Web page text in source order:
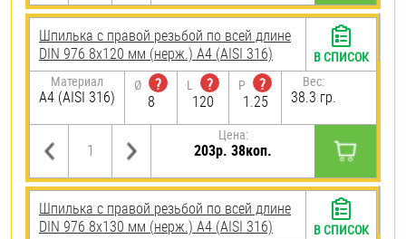
Шпилька с правой резьбой по всей длине
DIN 976 8х120 мм (нерж.) A4 (AISI 316)
Материал
A4 (AISI 316)
Ø
?
8
L
?
120
P
?
1.25
Вес:
38.3 гр.
Цена:
203р. 38коп.
В СПИСОК
Шпилька с правой резьбой по всей длине
DIN 976 8х130 мм (нерж.) A4 (AISI 316)
В СПИСОК